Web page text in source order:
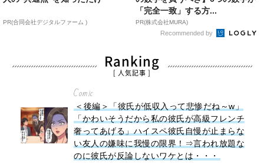
PR(合同会社デジタルファーム )
「完全一致」する方...
PR(株式会社MURA)
Recommended by
Ranking
[ 人気記事 ]
Comic
＜後編＞「彼氏が低収入って悲惨だね～w」
「かわいそうだから私の彼氏が高級フレンチ
奢ってあげる」ハイスペ彼氏自慢が止まらな
い友人の嫌味に我慢の限界！⇒言われ放題な
のに彼氏が反論しないワケとは・・・